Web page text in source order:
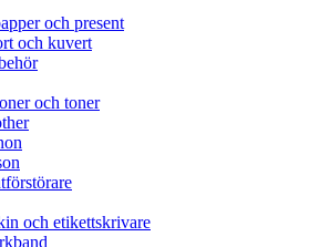
och present
och kuvert
och toner
och etikettskrivare